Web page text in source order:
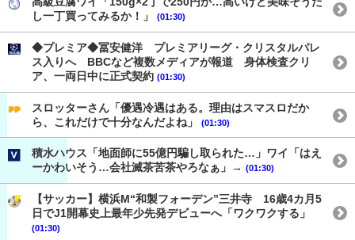
し一丁買ってみるか！」
(01:30)
◆プレミア◆冨安健洋 プレミアリーグ・クリスタルパレ
ス入りへ BBCなど複数メディアが報道 身体検査クリ
ア、一両日中に正式契約 (01:30)
スロッターさん「優遇冷遇はある。理由はスマスロだか
ら、これだけで十分なんだよね」
(01:30)
積水ハウス「地面師に55億円騙し取られた…」ワイ「はえ
ーかわいそう…会社滅茶苦茶やろなぁ」→ (01:30)
【サッカー】横浜M“和製フォーデン”三井寺 16歳4カ月5
日でJ1開幕史上最年少先発デビューへ「ワクワクする」
(01:30)